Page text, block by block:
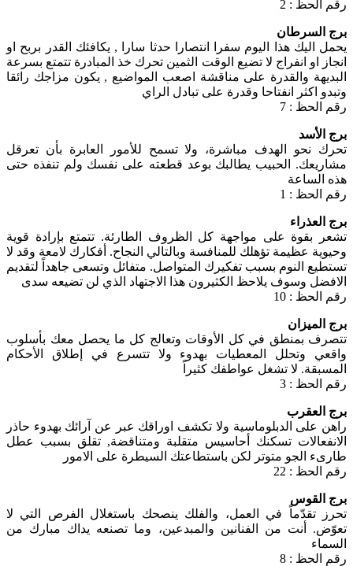
رقم الحظ : 2
برج السرطان
يحمل اليك هذا اليوم سفرا انتصارا حدثا سارا , يكافئك القدر بربح او
انجاز او انفراج لا تضيع الوقت الثمين تحرك خذ المبادرة تتمتع بسرعة
البديهة والقدرة على مناقشة اصعب المواضيع , يكون مزاجك رائقا
وتبدو اكثر انفتاحا وقدرة على تبادل الراي
رقم الحظ : 7
برج الأسد
تحرك نحو الهدف مباشرة، ولا تسمح للأمور العابرة بأن تعرقل
مشاريعك. الحبيب يطالبك بوعد قطعته على نفسك ولم تنفذه حتى
هذه الساعة
رقم الحظ : 1
برج العذراء
تشعر بقوة على مواجهة كل الظروف الطارئة. تتمتع بإرادة قوية
وحيوية عظيمة تؤهلك للمنافسة وبالتالي النجاح. أفكارك لامعة وقد لا
تستطيع النوم بسبب تفكيرك المتواصل. متفائل وتسعى جاهداً لتقديم
الافضل وسوف يلاحظ الكثيرون هذا الاجتهاد الذي لن تضيعه سدى
رقم الحظ : 10
برج الميزان
تتصرف بمنطق في كل الأوقات وتعالج كل ما يحصل معك بأسلوب
واقعي وتحلل المعطيات بهدوء ولا تتسرع في إطلاق الأحكام
المسبقة. لا تشغل عواطفك كثيراً
رقم الحظ : 3
برج العقرب
راهن على الدبلوماسية ولا تكشف اوراقك عبر عن آرائك بهدوء حاذر
الانفعالات تسكنك أحاسيس متقلبة ومتناقضة, تقلق بسبب عطل
طارىء الجو متوتر لكن باستطاعتك السيطرة على الامور
رقم الحظ : 22
برج القوس
تحرز تقدّماً في العمل، والفلك ينصحك باستغلال الفرص التي لا
تعوّض. أنت من الفنانين والمبدعين، وما تصنعه يداك مبارك من
السماء
رقم الحظ : 8